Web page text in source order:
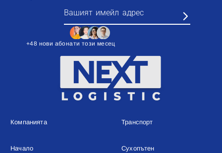
+48 нови абонати този месец
Компанията
Начало
Транспорт
Сухопътен